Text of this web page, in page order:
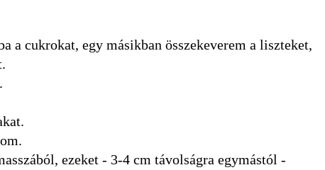
cukrokat, egy másikban összekeverem a liszteket,
ezeket - 3-4 cm távolságra egymástól -